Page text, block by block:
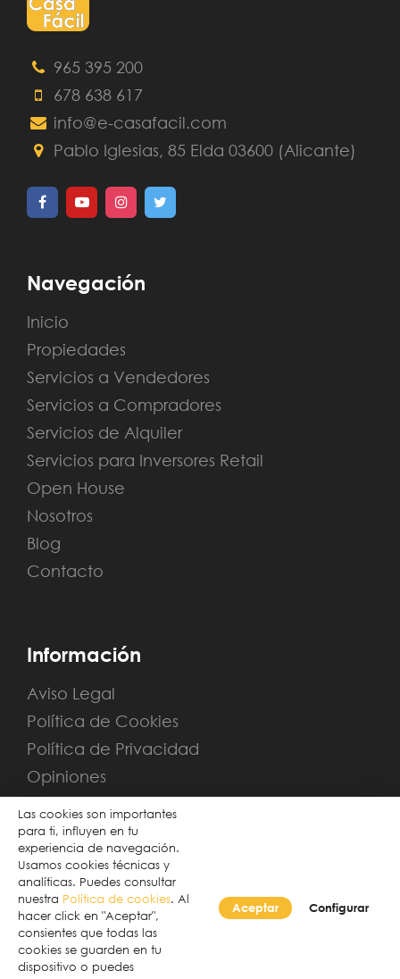
965 395 200
678 638 617
info@e-casafacil.com
Pablo Iglesias, 85 Elda 03600 (Alicante)
Navegación
Inicio
Propiedades
Servicios a Vendedores
Servicios a Compradores
Servicios de Alquiler
Servicios para Inversores Retail
Open House
Nosotros
Blog
Contacto
Información
Aviso Legal
Política de Cookies
Política de Privacidad
Opiniones
Desarrollado por Verkia ®
Las cookies son importantes
para ti, influyen en tu
experiencia de navegación.
Usamos cookies técnicas y
analíticas. Puedes consultar
nuestra Política de cookies. Al
hacer click en "Aceptar",
consientes que todas las
cookies se guarden en tu
dispositivo o puedes
Aceptar Configurar